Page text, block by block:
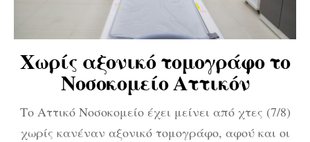
Χωρίς αξονικό τομογράφο το
Νοσοκομείο Αττικόν
Το Αττικό Νοσοκομείο έχει μείνει από χτες (7/8)
χωρίς κανέναν αξονικό τομογράφο, αφού και οι